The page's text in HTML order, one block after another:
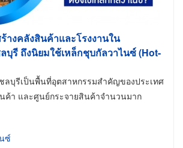
างคลังสินค้าและโรงงานใน
บุรี ถึงนิยมใช้เหล็กชุบกัลวาไนซ์ (Hot-
ลบุรีเป็นพื้นที่อุตสาหกรรมสำคัญของประเทศ
ค้า และศูนย์กระจายสินค้าจำนวนมาก
ซ์